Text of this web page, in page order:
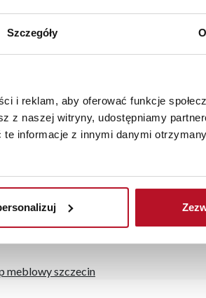
Szczegóły
i reklam, aby oferować funkcje
z naszej witryny, udostępniamy
informacje z innymi danymi
z wykorzystaniem programu
złożone w sklepie stacjonarnym
również na terenie całego kraju.
mogą różnić się od widocznych
meblowy szczecin